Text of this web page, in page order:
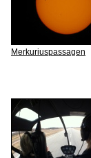
Merkuriuspassagen